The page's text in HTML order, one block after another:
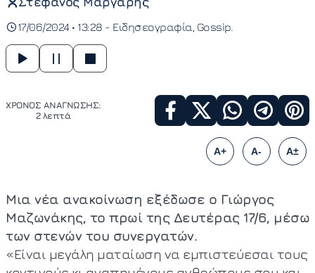
17/06/2024 • 13:28 - Ειδησεογραφία Gossip
ΧΡΟΝΟΣ ΑΝΑΓΝΩΣΗΣ:
2 λεπτά
A+ A- A±
Μια νέα ανακοίνωση εξέδωσε ο Γιώργος
Μαζωνάκης, το πρωί της Δευτέρας 17/6, μέσω
των στενών του συνεργατών.
«Είναι μεγάλη ματαίωση να εμπιστεύεσαι τους